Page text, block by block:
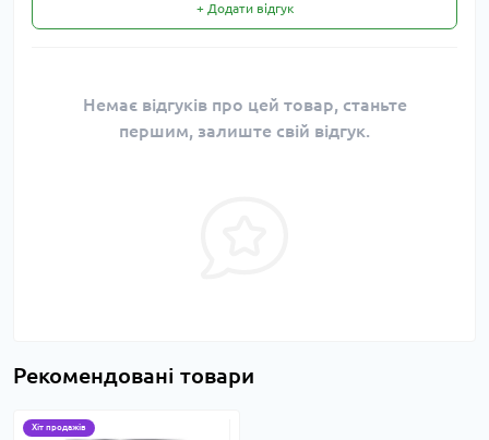
+ Додати відгук
Немає відгуків про цей товар, станьте
першим, залиште свій відгук.
Рекомендовані товари
Хіт продажів